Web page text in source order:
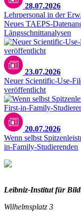
28.07.2026
Lehrpersonal in der
Neues TAEPS-
Längsschnittanalysen
23.07.2026
Neuer Scientific-Use-
veröffentlicht
20.07.2026
Wenn selbst
in-Family-Studierenden
Leibniz-Institut für
Wilhelmsplatz 3